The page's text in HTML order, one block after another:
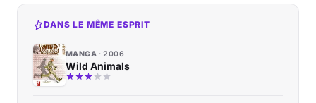
DANS LE MÊME ESPRIT
MANGA 2006
Wild Animals